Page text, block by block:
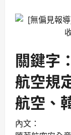
關鍵字
航空規
航空、
內文：